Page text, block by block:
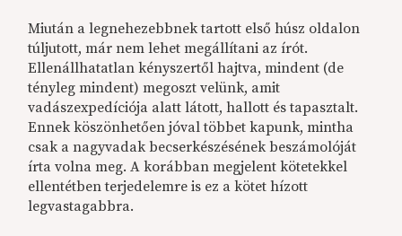
Miután a legnehezebbnek tartott első húsz oldalon
túljutott, már nem lehet megállítani az írót.
Ellenállhatatlan kényszertől hajtva, mindent (de
tényleg mindent) megoszt velünk, amit
vadászexpedíciója alatt látott, hallott és tapasztalt.
Ennek köszönhetően jóval többet kapunk, mintha
csak a nagyvadak becserkészésének beszámolóját
írta volna meg. A korábban megjelent kötetekkel
ellentétben terjedelemre is ez a kötet hízott
legvastagabbra.